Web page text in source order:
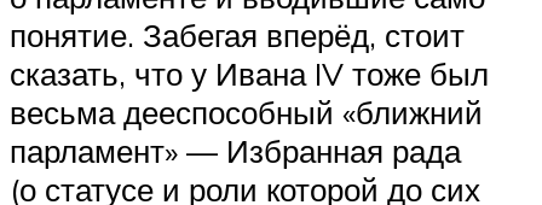
понятие. Забегая вперёд, стоит
сказать, что у Ивана IV тоже был
весьма дееспособный «ближний
парламент» — Избранная рада
(о статусе и роли которой до сих